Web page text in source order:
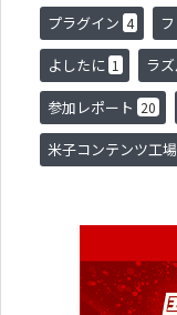
プラグイン 4
よしたに 1 ラ
参加レポート 20
米子コンテンツ工場